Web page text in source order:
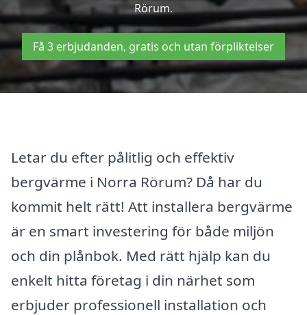
Rörum.
Få 3 erbjudanden, gratis och utan förpliktelser
Letar du efter pålitlig och effektiv
bergvärme i Norra Rörum? Då har du
kommit helt rätt! Att installera bergvärme
är en smart investering för både miljön
och din plånbok. Med rätt hjälp kan du
enkelt hitta företag i din närhet som
erbjuder professionell installation och